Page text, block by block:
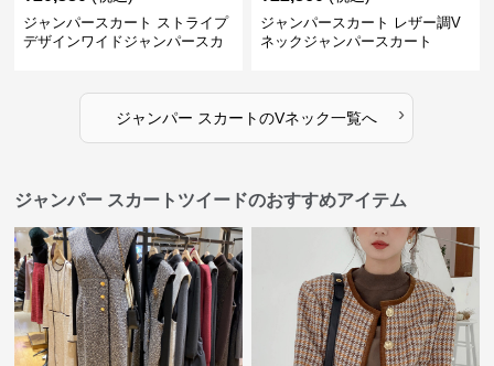
ジャンパースカート ストライプ
デザインワイドジャンパースカ
ジャンパースカート レザー調V
ネックジャンパースカート
ジャンパー スカートのVネック一覧へ ›
ジャンパー スカートツイードのおすすめアイテム